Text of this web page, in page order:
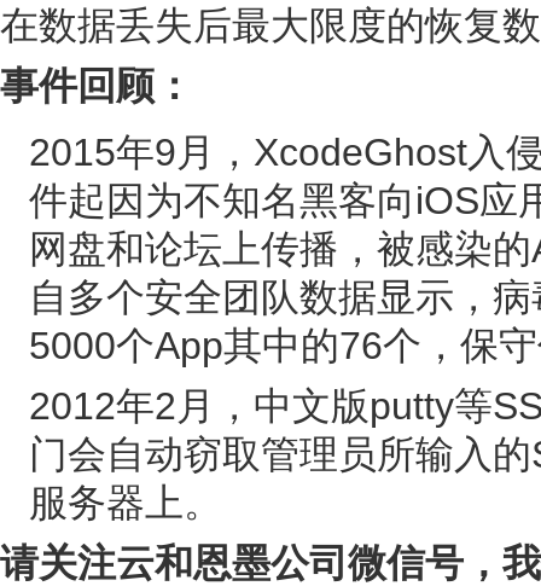
在数据丢失后最大限度的恢复
事件回顾：
2015年9月，XcodeGhost入
件起因为不知名黑客向iOS应
网盘和论坛上传播，被感染
自多个安全团队数据显示，
5000个App其中的76个，保
2012年2月，中文版putty等
门会自动窃取管理员所输入
服务器上。
请关注云和恩墨公司微信号，